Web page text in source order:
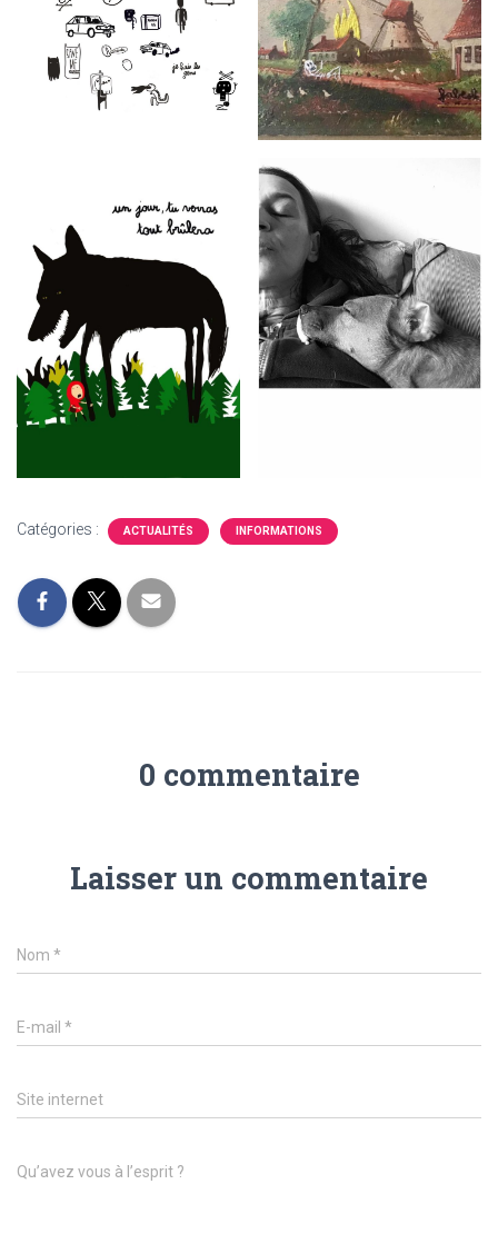
Catégories : ACTUALITÉS INFORMATIONS
0 commentaire
Laisser un commentaire
Nom *
E-mail *
Site internet
Qu’avez vous à l’esprit ?